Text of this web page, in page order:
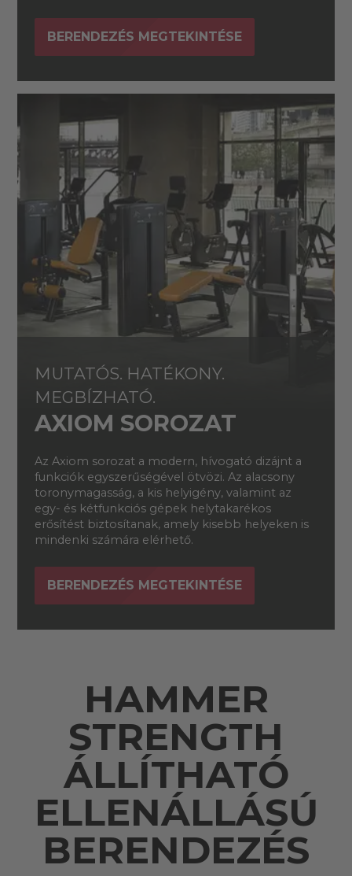
BERENDEZÉS MEGTEKINTÉSE
MUTATÓS. HATÉKONY.
MEGBÍZHATÓ.
AXIOM SOROZAT
Az Axiom sorozat a modern, hívogató dizájnt a
funkciók egyszerűségével ötvözi. Az alacsony
toronymagasság, a kis helyigény, valamint az
egy- és kétfunkciós gépek helytakarékos
erősítést biztosítanak, amely kisebb helyeken is
mindenki számára elérhető.
BERENDEZÉS MEGTEKINTÉSE
HAMMER
STRENGTH
ÁLLÍTHATÓ
ELLENÁLLÁSÚ
BERENDEZÉS